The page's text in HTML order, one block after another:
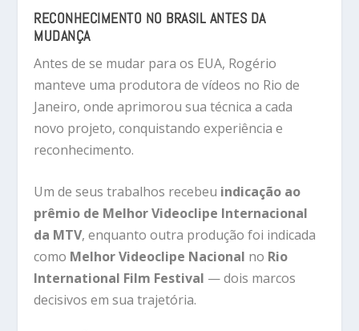
RECONHECIMENTO NO BRASIL ANTES DA
MUDANÇA
Antes de se mudar para os EUA, Rogério
manteve uma produtora de vídeos no Rio de
Janeiro, onde aprimorou sua técnica a cada
novo projeto, conquistando experiência e
reconhecimento.
Um de seus trabalhos recebeu indicação ao
prêmio de Melhor Videoclipe Internacional
da MTV, enquanto outra produção foi indicada
como Melhor Videoclipe Nacional no Rio
International Film Festival — dois marcos
decisivos em sua trajetória.